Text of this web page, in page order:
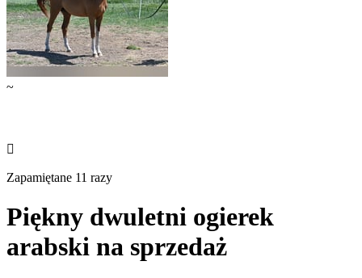
~

Zapamiętane 11 razy
Piękny dwuletni ogierek
arabski na sprzedaż